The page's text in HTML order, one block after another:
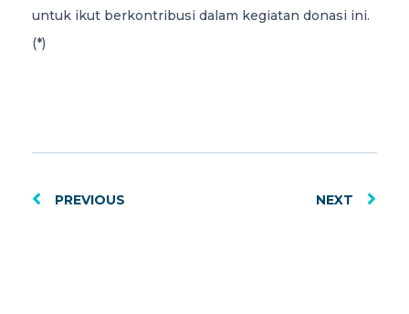
untuk ikut berkontribusi dalam kegiatan donasi ini.
(*)
PREVIOUS NEXT